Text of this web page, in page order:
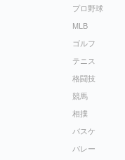
プロ野球
MLB
ゴルフ
テニス
格闘技
競馬
相撲
バスケ
バレー